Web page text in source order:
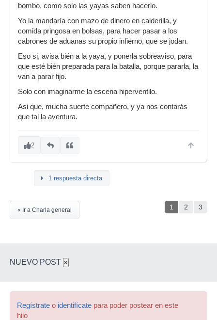
bombo, como solo las yayas saben hacerlo.
Yo la mandaría con mazo de dinero en calderilla, y
comida pringosa en bolsas, para hacer pasar a los
cabrones de aduanas su propio infierno, que se jodan.
Eso si, avisa bién a la yaya, y ponerla sobreaviso, para
que esté bién preparada para la batalla, porque pararla, la
van a parar fijo.
Solo con imaginarme la escena hiperventilo.
Asi que, mucha suerte compañero, y ya nos contarás
que tal la aventura.
2
1 respuesta directa
1 2 3
« Ir a Charla general
NUEVO POST ×
Regístrate o identifícate para poder postear en este
hilo